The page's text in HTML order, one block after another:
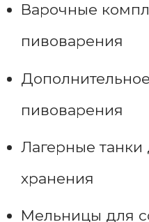
Варочные
пивоварения
пивоварения
Лагерные
хранения
Мельницы для